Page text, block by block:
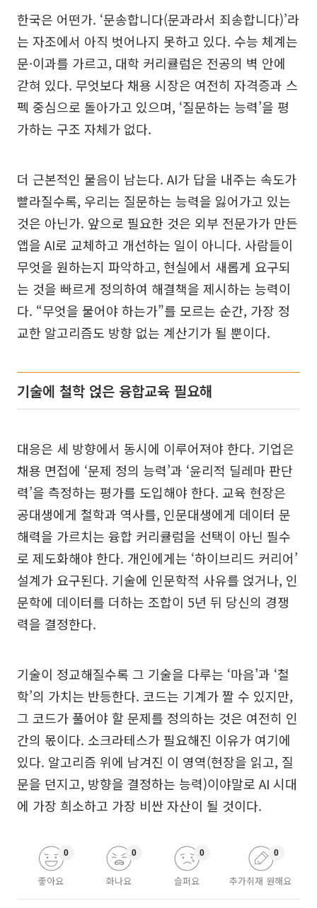
한국은 어떤가. ‘문송합니다(문과라서 죄송합니다)’라
는 자조에서 아직 벗어나지 못하고 있다. 수능 체계는
문·이과를 가르고, 대학 커리큘럼은 전공의 벽 안에
갇혀 있다. 무엇보다 채용 시장은 여전히 자격증과 스
펙 중심으로 돌아가고 있으며, ‘질문하는 능력’을 평
가하는 구조 자체가 없다.
더 근본적인 물음이 남는다. AI가 답을 내주는 속도가
빨라질수록, 우리는 질문하는 능력을 잃어가고 있는
것은 아닌가. 앞으로 필요한 것은 외부 전문가가 만든
앱을 AI로 교체하고 개선하는 일이 아니다. 사람들이
무엇을 원하는지 파악하고, 현실에서 새롭게 요구되
는 것을 빠르게 정의하여 해결책을 제시하는 능력이
다. “무엇을 물어야 하는가”를 모르는 순간, 가장 정
교한 알고리즘도 방향 없는 계산기가 될 뿐이다.
기술에 철학 얹은 융합교육 필요해
대응은 세 방향에서 동시에 이루어져야 한다. 기업은
채용 면접에 ‘문제 정의 능력’과 ‘윤리적 딜레마 판단
력’을 측정하는 평가를 도입해야 한다. 교육 현장은
공대생에게 철학과 역사를, 인문대생에게 데이터 문
해력을 가르치는 융합 커리큘럼을 선택이 아닌 필수
로 제도화해야 한다. 개인에게는 ‘하이브리드 커리어’
설계가 요구된다. 기술에 인문학적 사유를 얹거나, 인
문학에 데이터를 더하는 조합이 5년 뒤 당신의 경쟁
력을 결정한다.
기술이 정교해질수록 그 기술을 다루는 ‘마음’과 ‘철
학’의 가치는 반등한다. 코드는 기계가 짤 수 있지만,
그 코드가 풀어야 할 문제를 정의하는 것은 여전히 인
간의 몫이다. 소크라테스가 필요해진 이유가 여기에
있다. 알고리즘 위에 남겨진 이 영역(현장을 읽고, 질
문을 던지고, 방향을 결정하는 능력)이야말로 AI 시대
에 가장 희소하고 가장 비싼 자산이 될 것이다.
좋아요
0
화나요
0
슬퍼요
0
추가취재 원해요
0